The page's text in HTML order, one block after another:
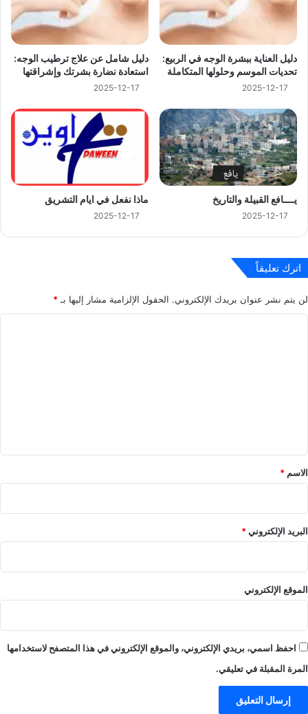
دليل العناية ببشرة الوجه في الربيع:
تحديات الموسم وحلولها المتكاملة
2025-12-17
دليل شامل عن علاج ترطيب الوجه:
استعادة نضارة بشرتك وإشراقتها
2025-12-17
يــــافع القبيلة والتاريخ
2025-12-17
ماذا نفعل في ايام التشريق
2025-12-17
اترك تعليقاً
لن يتم نشر عنوان بريدك الإلكتروني. الحقول الإلزامية مشار إليها بـ*
*
الاسم *
البريد الإلكتروني*
الموقع الإلكتروني
احفظ اسمي، بريدي الإلكتروني، والموقع الإلكتروني في هذا المتصفح لاستخدامها
المرة المقبلة في تعليقي.